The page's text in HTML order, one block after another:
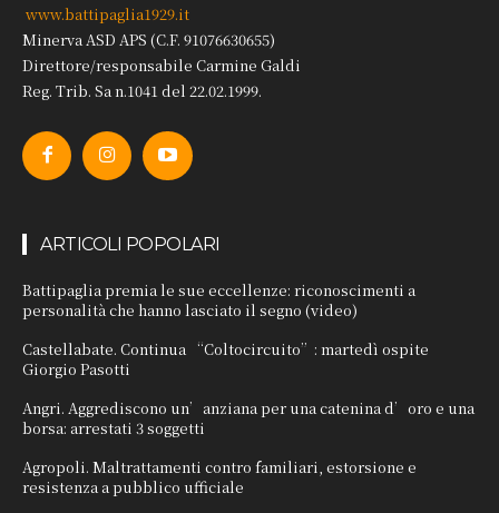
www.battipaglia1929.it
Minerva ASD APS (C.F. 91076630655)
Direttore/responsabile Carmine Galdi
Reg. Trib. Sa n.1041 del 22.02.1999.
ARTICOLI POPOLARI
Battipaglia premia le sue eccellenze: riconoscimenti a
personalità che hanno lasciato il segno (video)
Castellabate. Continua “Coltocircuito”: martedì ospite
Giorgio Pasotti
Angri. Aggrediscono un’anziana per una catenina d’oro e una
borsa: arrestati 3 soggetti
Agropoli. Maltrattamenti contro familiari, estorsione e
resistenza a pubblico ufficiale